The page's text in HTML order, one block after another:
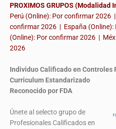
PROXIMOS GRUPOS (Modalidad
Perú (Online): Por confirmar 2026
confirmar 2026 | España
(Online): Por confirmar 2026 |
2026
Individuo Calificado en Controles
Curriculum Estandarizado
Reconocido por FDA
Únete al selecto grupo de
Profesionales Calificados en